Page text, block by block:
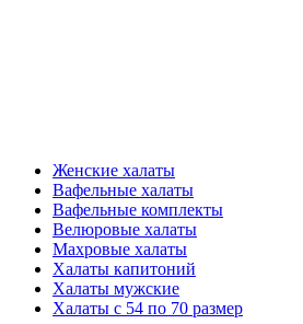
Женские халаты
Вафельные халаты
Вафельные комплекты
Велюровые халаты
Махровые халаты
Халаты капитоний
Халаты мужские
Халаты с 54 по 70 размер